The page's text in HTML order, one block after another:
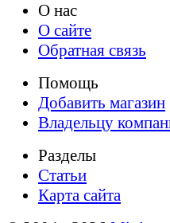
О нас
О сайте
Обратная связь
Помощь
Добавить магазин
Владельцу
Разделы
Статьи
Карта сайта